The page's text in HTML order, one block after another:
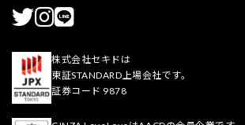
株式会社セキドは
東証STANDARD上場会社です。
証券コード 9878